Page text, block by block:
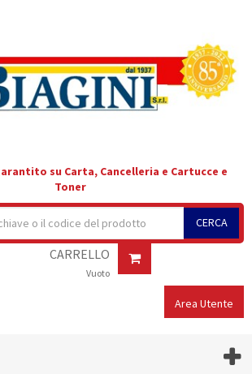
su Carta, Cancelleria e Cartucce e
Toner
CERCA
CARRELLO
Vuoto
Area Utente